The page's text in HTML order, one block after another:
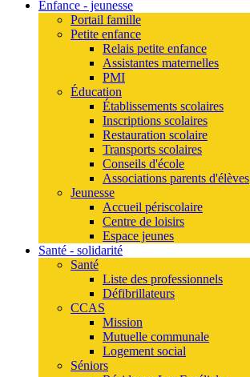
Enfance - jeunesse
Portail famille
Petite enfance
Relais petite enfance
Assistantes maternelles
PMI
Éducation
Établissements scolaires
Inscriptions scolaires
Restauration scolaire
Transports scolaires
Conseils d'école
Associations parents d'élèves
Jeunesse
Accueil périscolaire
Centre de loisirs
Espace jeunes
Santé - solidarité
Santé
Liste des professionnels
Défibrillateurs
CCAS
Mission
Mutuelle communale
Logement social
Séniors